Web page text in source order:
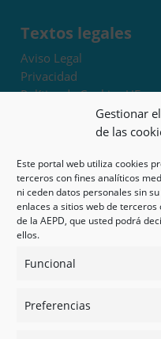
Gestionar
de las
Este portal web utiliza cookies
terceros con fines analíticos
ni ceden datos personales sin
enlaces a sitios web de
de la AEPD, que usted podrá
ellos.
Funcional
Preferencias
Textos legales
Aviso Legal
Privacidad
Política de Cookies UE
Términos y condiciones
Exoneración de
Mapa del sitio
Mi cuenta
Tienda
Psicología en Murcia
Guías
Redes sociales